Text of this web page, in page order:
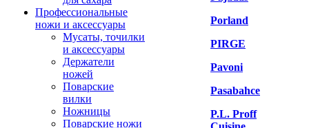
Профессиональные
ножи и аксессуары
Мусаты, точилки
и аксессуары
Держатели
ножей
Поварские
вилки
Ножницы
Поварские ножи
Porland
PIRGE
Pavoni
Pasabahce
P.L. Proff